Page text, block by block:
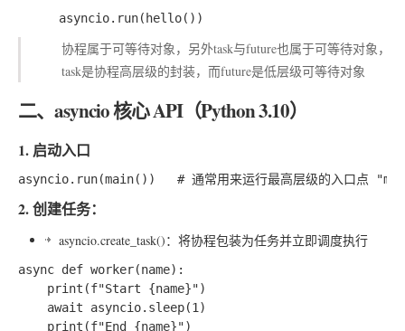
协程属于可等待对象，另外task与future也属于可等待对象，
task是协程高层级的封装，而future是低层级可等待对象
二、asyncio 核心 API（Python 3.10）
1. 启动入口
2. 创建任务：
asyncio.create_task()：将协程包装为任务并立即调度执行
async def worker(name):
    print(f"Start {name}")
    await asyncio.sleep(1)
    print(f"End {name}")